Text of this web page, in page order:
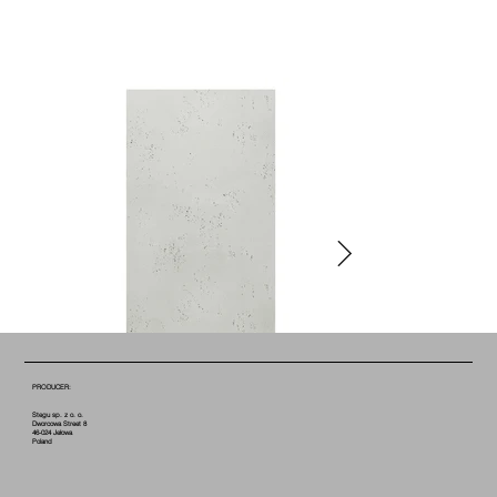
PRODUCER:
Stegu sp. z o. o.
Dworcowa Street 8
46-024 Jełowa
Poland